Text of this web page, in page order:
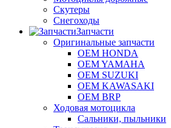
Скутеры
Снегоходы
Запчасти
Оригинальные запчасти
OEM HONDA
OEM YAMAHA
OEM SUZUKI
OEM KAWASAKI
OEM BRP
Ходовая мотоцикла
Сальники, пыльники